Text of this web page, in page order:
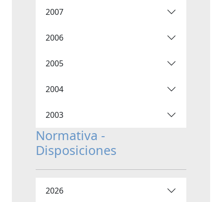
2007
2006
2005
2004
2003
Normativa -
Disposiciones
2026